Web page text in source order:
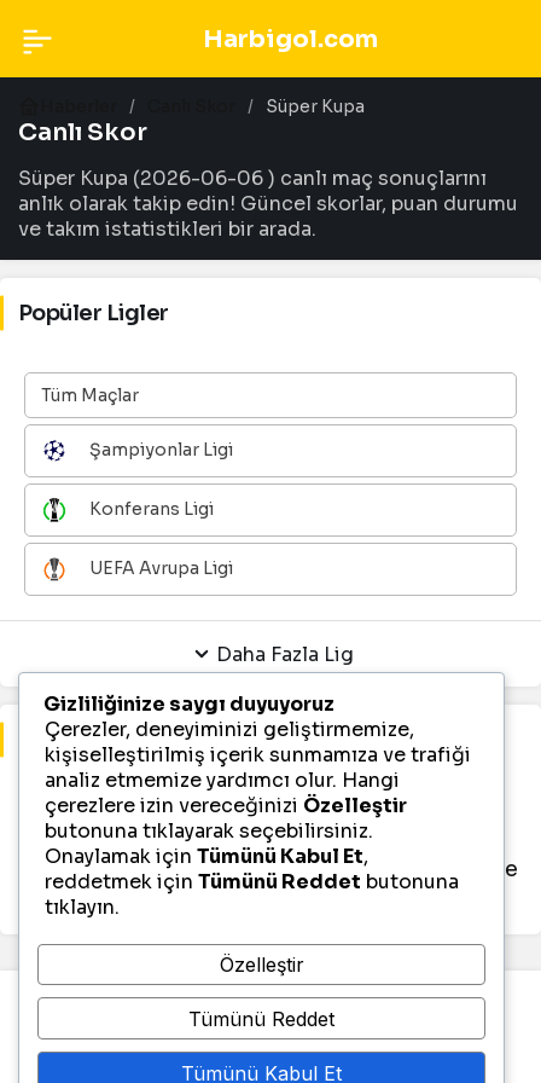
Harbigol.com
Süper Kupa
Canlı Skor
Süper Kupa (2026-06-06 ) canlı maç sonuçlarını
anlık olarak takip edin! Güncel skorlar, puan durumu
ve takım istatistikleri bir arada.
Popüler Ligler
Tüm Maçlar
Şampiyonlar Ligi
Konferans Ligi
UEFA Avrupa Ligi
Daha Fazla Lig
Maç Bulunamadı
Süper Kupa için gösterilebilecek 2026-06-
06 tarihli maç veye maçlar
bulunmamaktadır, diğer liglere veya tarihlere
göz atabilirsiniz.
Gizliliğinize saygı duyuyoruz
Çerezler, deneyiminizi geliştirmemize,
kişiselleştirilmiş içerik sunmamıza ve trafiği
analiz etmemize yardımcı olur. Hangi
çerezlere izin vereceğinizi Özelleştir
butonuna tıklayarak seçebilirsiniz.
Onaylamak için Tümünü Kabul Et,
reddetmek için Tümünü Reddet butonuna
tıklayın.
Özelleştir
Tümünü Reddet
Tümünü Kabul Et